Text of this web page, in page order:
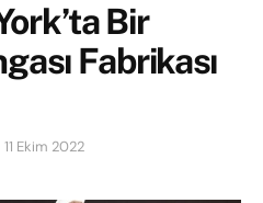
Bir
Fabrikası
11 Ekim 2022